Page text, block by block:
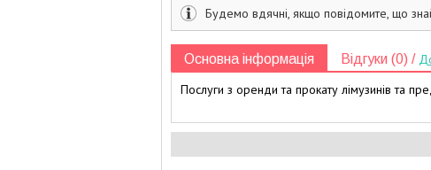
Будемо вдячні, якщо повідомите, що
Основна інформація Відгуки (0) /
Послуги з оренди та прокату лімузинів та